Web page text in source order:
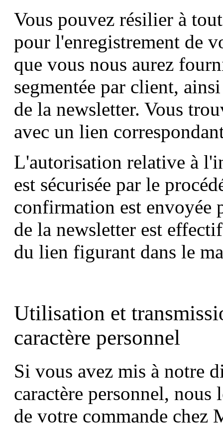
Vous pouvez résilier à
pour l'enregistrement de
que vous nous aurez
segmentée par client,
de la newsletter. Vous
avec un lien
L'autorisation relative à
est sécurisée par le
confirmation est envoyée
de la newsletter est
du lien figurant dans le
Utilisation et
caractère personnel
Si vous avez mis à notre
caractère personnel,
de votre commande chez